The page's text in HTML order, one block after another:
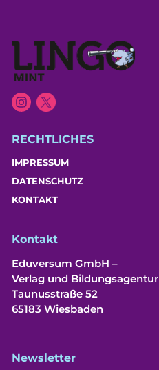
RECHTLICHES
IMPRESSUM
DATENSCHUTZ
KONTAKT
Kontakt
Eduversum GmbH –
Verlag und Bildungsagentur
Taunusstraße 52
65183 Wiesbaden
Newsletter